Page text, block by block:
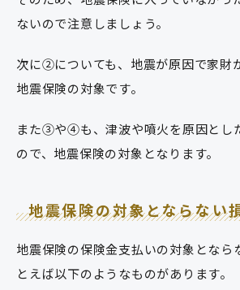
ないので注意しましょう。
次に②についても、地震が原因で家財
地震保険の対象です。
また③や④も、津波や噴火を原因とし
ので、地震保険の対象となります。
地震保険の対象とならな
地震保険の保険金支払いの対象となら
とえば以下のようなものがあります。